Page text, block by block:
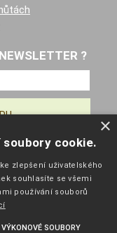
?
×
cookie.
zlepšení uživatelského
souhlasíte se všemi
používání souborů
VÝKONOVÉ SOUBORY